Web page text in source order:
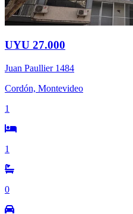
UYU 27.000
Juan Paullier 1484
Cordón, Montevideo
1
1
0